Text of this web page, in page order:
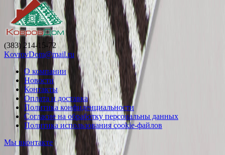
(383) 214-15-72
KovrovDom@mail.ru
О компании
Новости
Контакты
Оплата и доставка
Политика конфиденциальности
Согласие на обработку персональны данных
Политика использования cookie-файлов
Мы вконтакте